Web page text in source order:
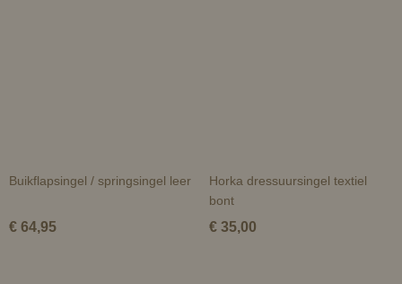
Buikflapsingel / springsingel leer
€ 64,95
Horka dressuursingel textiel
bont
€ 35,00